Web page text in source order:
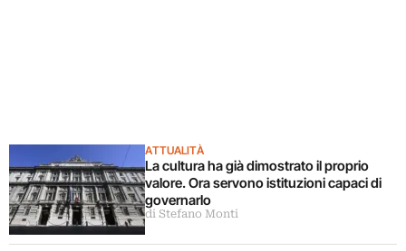
ATTUALITÀ
La cultura ha già dimostrato il proprio
valore. Ora servono istituzioni capaci di
governarlo
di Stefano Monti